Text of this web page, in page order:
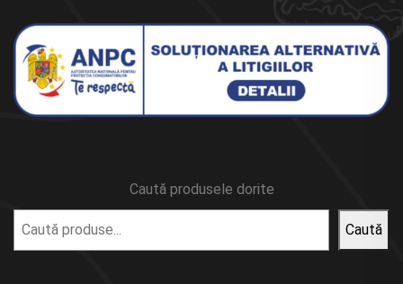
Caută produsele dorite
Caută